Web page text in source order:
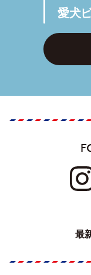
愛犬
最